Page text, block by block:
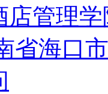
店管理学
省海口